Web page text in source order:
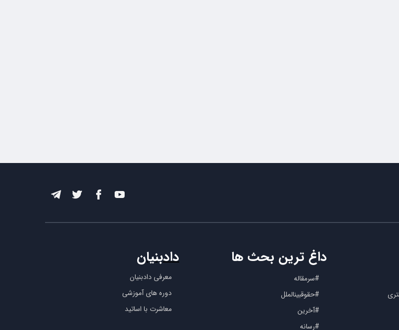
معرفی دادبنیان
دوره های آموزشی
معاشرت با اساتید
دادبنیان
#سرمقاله
#حقوقبینالملل
#آخرین
#رسانه
داغ ترین بحث ها